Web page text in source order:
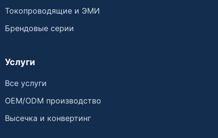
Токопроводящие и ЭМИ
Брендовые серии
Услуги
Все услуги
OEM/ODM производство
Высечка и конвертинг